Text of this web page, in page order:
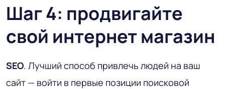
Шаг 4: продвигайте
свой интернет магазин
SEO. Лучший способ привлечь людей на ваш
сайт — войти в первые позиции поисковой